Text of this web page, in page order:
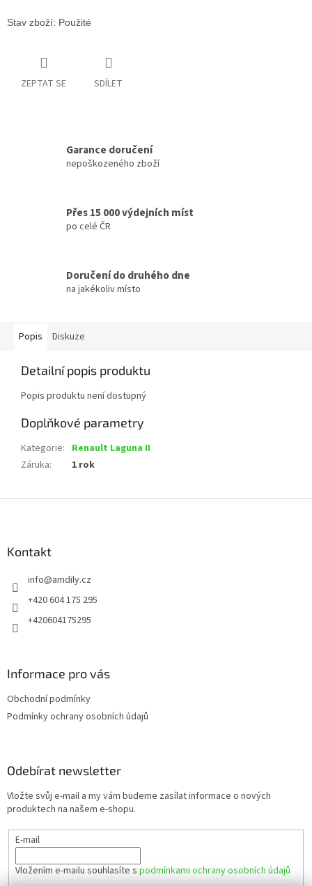
Stav zboží: Použité
ZEPTAT SE SDÍLET
Garance doručení
nepoškozeného zboží
Přes 15 000 výdejních míst
po celé ČR
Doručení do druhého dne
na jakékoliv místo
Popis Diskuze
Detailní popis produktu
Popis produktu není dostupný
Doplňkové parametry
Kategorie: Renault Laguna II
Záruka: 1 rok
Kontakt
info@amdily.cz
+420 604 175 295
+420604175295
Informace pro vás
Obchodní podmínky
Podmínky ochrany osobních údajů
Odebírat newsletter
Vložte svůj e-mail a my vám budeme zasílat informace o nových
produktech na našem e-shopu.
E-mail
Vložením e-mailu souhlasíte s podmínkami ochrany osobních údajů